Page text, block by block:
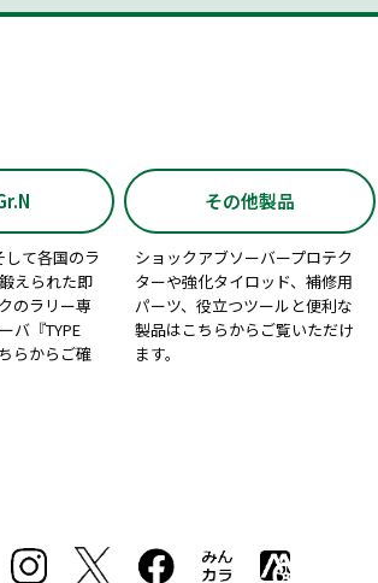
して各国のラ
えられた即
のラリー専
バ『TYPE
らからご確
その他製品
ショックアブソーバープロテク
ターや強化タイロッド、補修用
パーツ、役立つツールと便利な
製品はこちらからご覧いただけ
ます。